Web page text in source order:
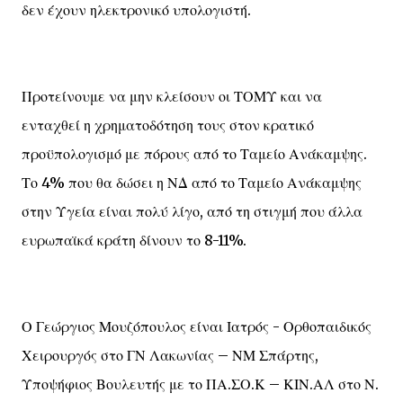
δεν έχουν ηλεκτρονικό υπολογιστή.
Προτείνουμε να μην κλείσουν οι ΤΟΜΥ και να
ενταχθεί η χρηματοδότηση τους στον κρατικό
προϋπολογισμό με πόρους από το Ταμείο Ανάκαμψης.
Το 4% που θα δώσει η ΝΔ από το Ταμείο Ανάκαμψης
στην Υγεία είναι πολύ λίγο, από τη στιγμή που άλλα
ευρωπαϊκά κράτη δίνουν το 8-11%.
Ο Γεώργιος Μουζόπουλος είναι Ιατρός - Ορθοπαιδικός
Χειρουργός στο ΓΝ Λακωνίας – ΝΜ Σπάρτης,
Υποψήφιος Βουλευτής με το ΠΑ.ΣΟ.Κ – ΚΙΝ.ΑΛ στο Ν.